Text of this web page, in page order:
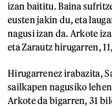
izan baititu. Baina
eusten jakin du, eta
nagusi izan da. Arkote
eta Zarautz hirugarren,
Hirugarrenez irabazita,
sailkapen nagusiko
Arkote da bigarren, 31